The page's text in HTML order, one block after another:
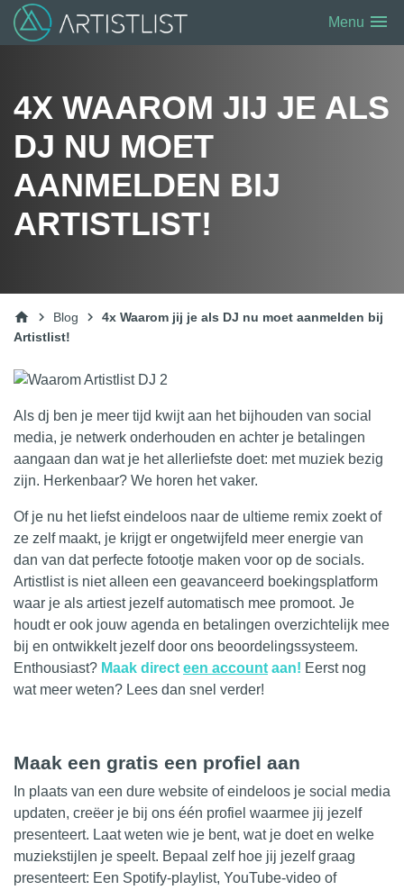
Menu menu
4X WAAROM JIJ JE ALS
DJ NU MOET
AANMELDEN BIJ
ARTISTLIST!
home chevron_right Blog chevron_right
4x Waarom jij je als DJ nu moet aanmelden bij
Artistlist!
Als dj ben je meer tijd kwijt aan het bijhouden van social
media, je netwerk onderhouden en achter je betalingen
aangaan dan wat je het allerliefste doet: met muziek bezig
zijn. Herkenbaar? We horen het vaker.
Of je nu het liefst eindeloos naar de ultieme remix zoekt of
ze zelf maakt, je krijgt er ongetwijfeld meer energie van
dan van dat perfecte fotootje maken voor op de socials.
Artistlistis niet alleen een geavanceerd boekingsplatform
waar je als artiest jezelf automatisch mee promoot. Je
houdt er ook jouw agenda en betalingen overzichtelijk mee
bij en ontwikkelt jezelf door ons beoordelingssysteem.
Enthousiast? Maak direct een account aan! Eerst nog
wat meer weten? Lees dan snel verder!
Maak een gratis een profiel aan
In plaats van een dure website of eindeloos je social media
updaten, creëer je bij ons één profiel waarmee jij jezelf
presenteert. Laat weten wie je bent, wat je doet en welke
muziekstijlen je speelt. Bepaal zelf hoe jij jezelf graag
presenteert: Een Spotify-playlist, YouTube-video of